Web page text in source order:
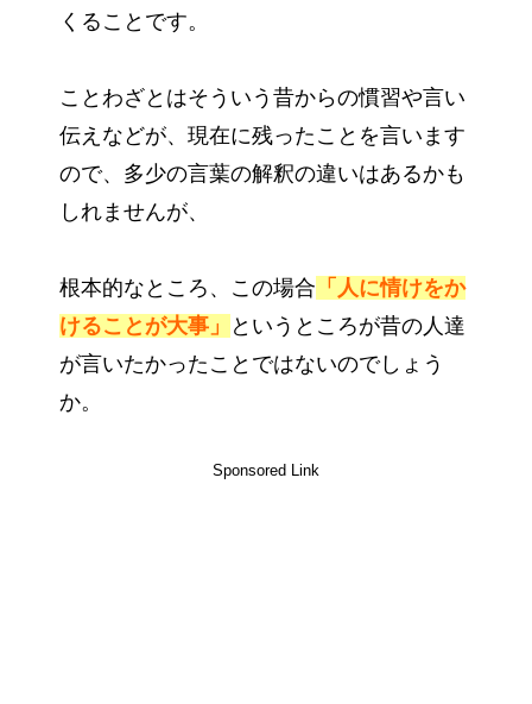
くることです。
ことわざとはそういう昔からの慣習や言い
伝えなどが、現在に残ったことを言います
ので、多少の言葉の解釈の違いはあるかも
しれませんが、
根本的なところ、この場合 「人に情けをか
けることが大事」
というところが昔の人達
が言いたかったことではないのでしょう
か。
Sponsored Link